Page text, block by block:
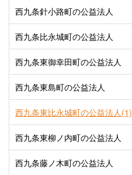
西九条針小路町の公益法人
西九条比永城町の公益法人
西九条東御幸田町の公益法人
西九条東島町の公益法人
西九条東比永城町の公益法人(1)
西九条東柳ノ内町の公益法人
西九条藤ノ木町の公益法人